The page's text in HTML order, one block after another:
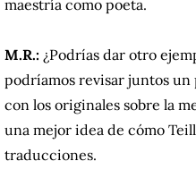
maestría como poeta.
M.R.: ¿Podrías dar otro
podríamos revisar juntos un
con los originales sobre la
una mejor idea de cómo
traducciones.